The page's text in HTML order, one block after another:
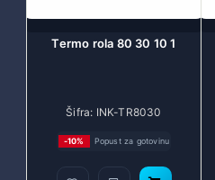
Termo rola 80 30 10 1
Šifra: INK-TR8030
-10% Popust za gotovinu